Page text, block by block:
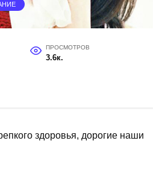
ПРОСМОТРОВ
3.6к.
здоровья, дорогие наши